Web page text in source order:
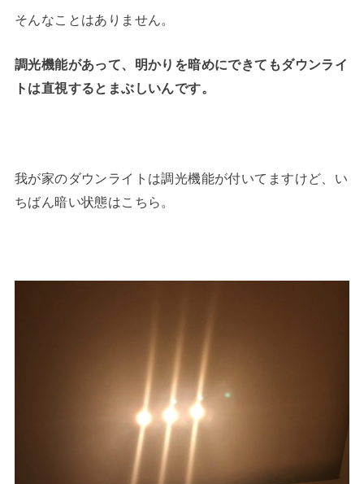
そんなことはありません。
調光機能があって、明かりを暗めにできてもダウンライ
トは直視するとまぶしいんです。
我が家のダウンライトは調光機能が付いてますけど、い
ちばん暗い状態はこちら。